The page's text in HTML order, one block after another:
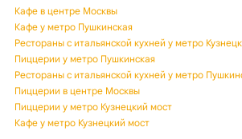
Кафе в центре Москвы
Кафе у метро Пушкинская
Рестораны с итальянской кухней у метро
Пиццерии у метро Пушкинская
Рестораны с итальянской кухней у метро
Пиццерии в центре Москвы
Пиццерии у метро Кузнецкий мост
Кафе у метро Кузнецкий мост